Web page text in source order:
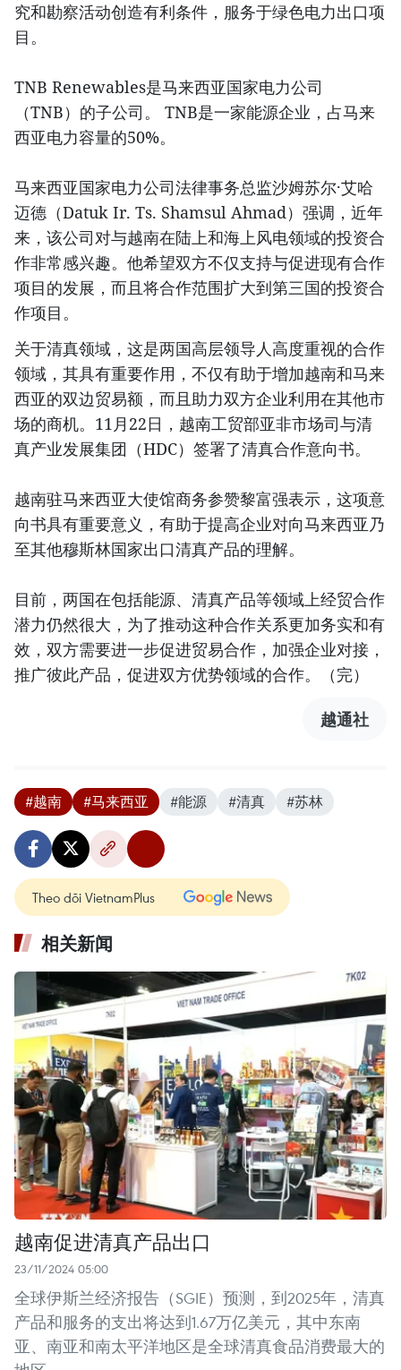
究和勘察活动创造有利条件，服务于绿色电力出口项
目。
TNB Renewables是马来西亚国家电力公司
（TNB）的子公司。 TNB是一家能源企业，占马来
西亚电力容量的50%。
马来西亚国家电力公司法律事务总监沙姆苏尔·艾哈
迈德（Datuk Ir. Ts. Shamsul Ahmad）强调，近年
来，该公司对与越南在陆上和海上风电领域的投资合
作非常感兴趣。他希望双方不仅支持与促进现有合作
项目的发展，而且将合作范围扩大到第三国的投资合
作项目。
关于清真领域，这是两国高层领导人高度重视的合作
领域，其具有重要作用，不仅有助于增加越南和马来
西亚的双边贸易额，而且助力双方企业利用在其他市
场的商机。11月22日，越南工贸部亚非市场司与清
真产业发展集团（HDC）签署了清真合作意向书。
越南驻马来西亚大使馆商务参赞黎富强表示，这项意
向书具有重要意义，有助于提高企业对向马来西亚乃
至其他穆斯林国家出口清真产品的理解。
目前，两国在包括能源、清真产品等领域上经贸合作
潜力仍然很大，为了推动这种合作关系更加务实和有
效，双方需要进一步促进贸易合作，加强企业对接，
推广彼此产品，促进双方优势领域的合作。（完）
越通社
#越南 #马来西亚 #能源 #清真 #苏林
Theo dõi VietnamPlus
相关新闻
越南促进清真产品出口
23/11/2024 05:00
全球伊斯兰经济报告（SGIE）预测，到2025年，清真
产品和服务的支出将达到1.67万亿美元，其中东南
亚、南亚和南太平洋地区是全球清真食品消费最大的